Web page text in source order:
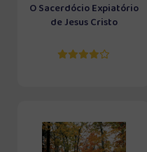
O Sacerdócio Expiatório
de Jesus Cristo